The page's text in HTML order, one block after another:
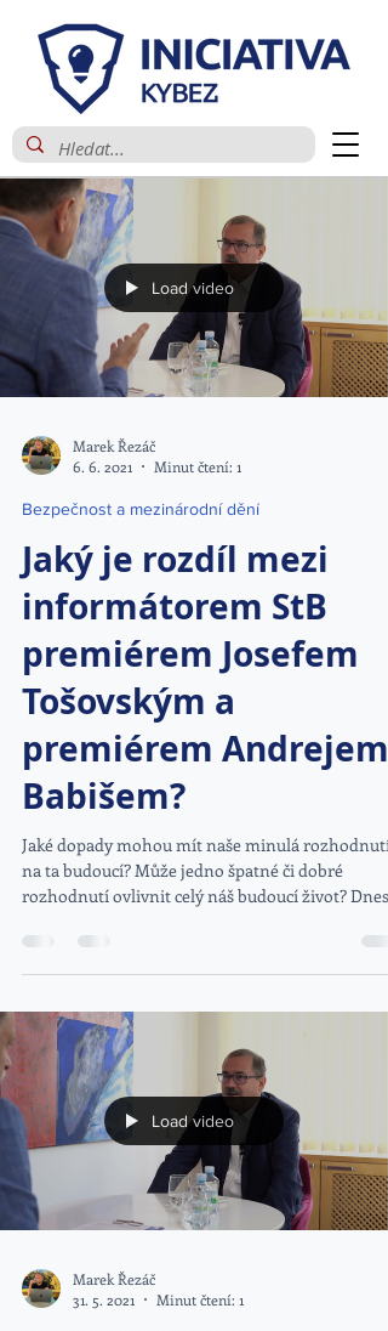
Load video
Marek Řezáč
6. 6. 2021
Minut čtení: 1
Bezpečnost a mezinárodní dění
Jaký je rozdíl mezi
informátorem StB
premiérem Josefem
Tošovským a
premiérem Andrejem
Babišem?
Jaké dopady mohou mít naše minulá rozhodnutí
na ta budoucí? Může jedno špatné či dobré
rozhodnutí ovlivnit celý náš budoucí život? Dnes...
Load video
Marek Řezáč
31. 5. 2021
Minut čtení: 1